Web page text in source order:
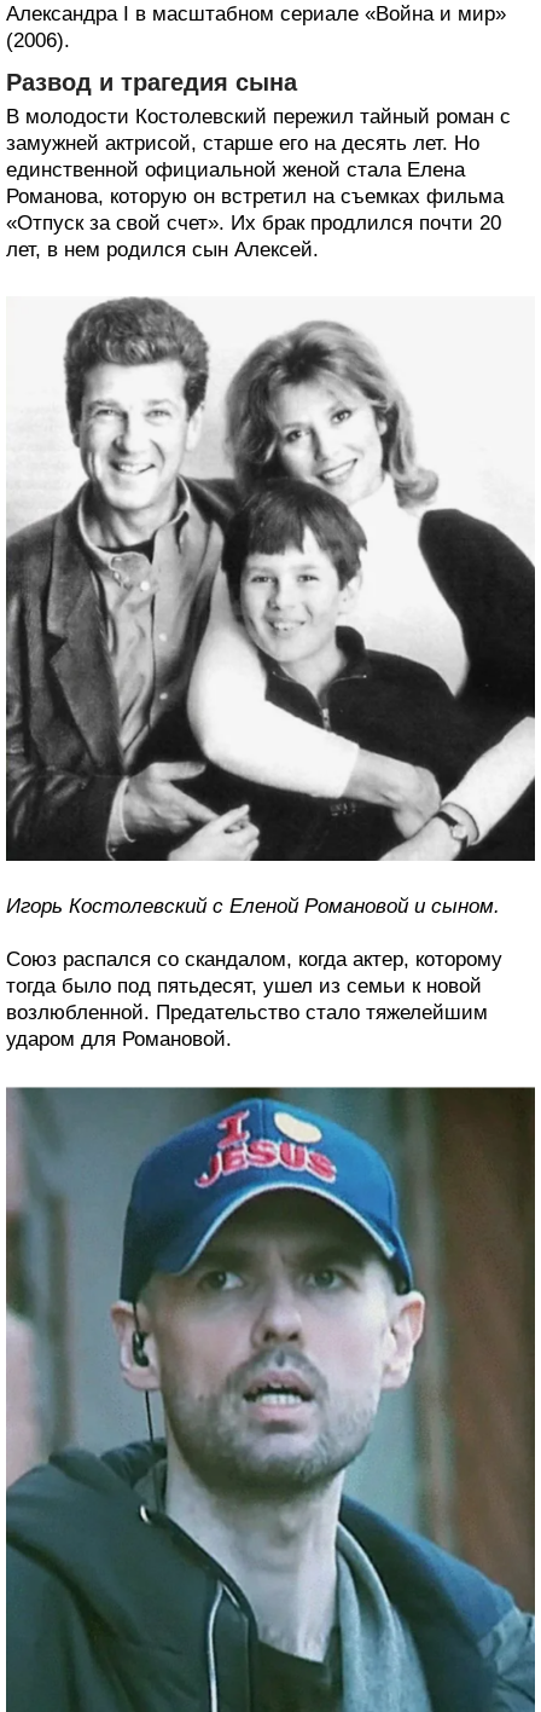
Александра I в масштабном сериале «Война и мир»
(2006).
Развод и трагедия сына
В молодости Костолевский пережил тайный роман с
замужней актрисой, старше его на десять лет. Но
единственной официальной женой стала Елена
Романова, которую он встретил на съемках фильма
«Отпуск за свой счет». Их брак продлился почти 20
лет, в нем родился сын Алексей.
Игорь Костолевский с Еленой Романовой и сыном.
Союз распался со скандалом, когда актер, которому
тогда было под пятьдесят, ушел из семьи к новой
возлюбленной. Предательство стало тяжелейшим
ударом для Романовой.